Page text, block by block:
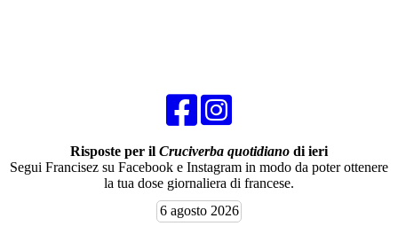
Risposte per il Cruciverba quotidiano di ieri
Segui Francisez su Facebook e Instagram in modo da poter ottenere
la tua dose giornaliera di francese.
6 agosto 2026